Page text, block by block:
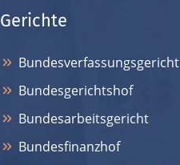
Gerichte
Bundesverfassungsgericht
Bundesgerichtshof
Bundesarbeitsgericht
Bundesfinanzhof